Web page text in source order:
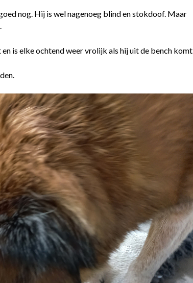
nog. Hij is wel nagenoeg blind en stokdoof. Maar
is elke ochtend weer vrolijk als hij uit de bench komt.